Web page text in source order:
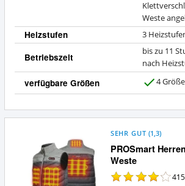
Weste
Heizstufen 3
Betriebszeit
bis zu 11
nach
verfügbare Größen 4
PROSmart
Weste
SEHR GUT (1,3)
415